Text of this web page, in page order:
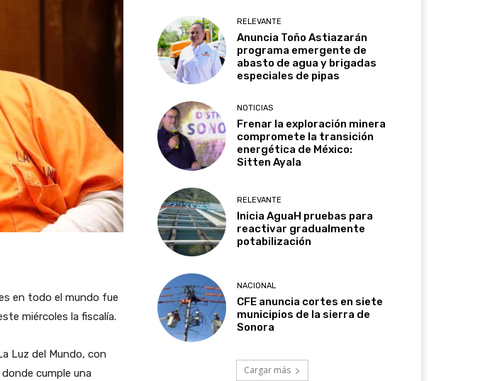
en todo el mundo fue
miércoles la fiscalía.
Luz del Mundo, con
cumple una
RELEVANTE
Anuncia Toño Astiazarán
programa emergente de
abasto de agua y brigadas
especiales de pipas
NOTICIAS
Frenar la exploración minera
compromete la transición
energética de México:
Sitten Ayala
RELEVANTE
Inicia AguaH pruebas para
reactivar gradualmente
potabilización
NACIONAL
CFE anuncia cortes en siete
municipios de la sierra de
Sonora
Cargar más